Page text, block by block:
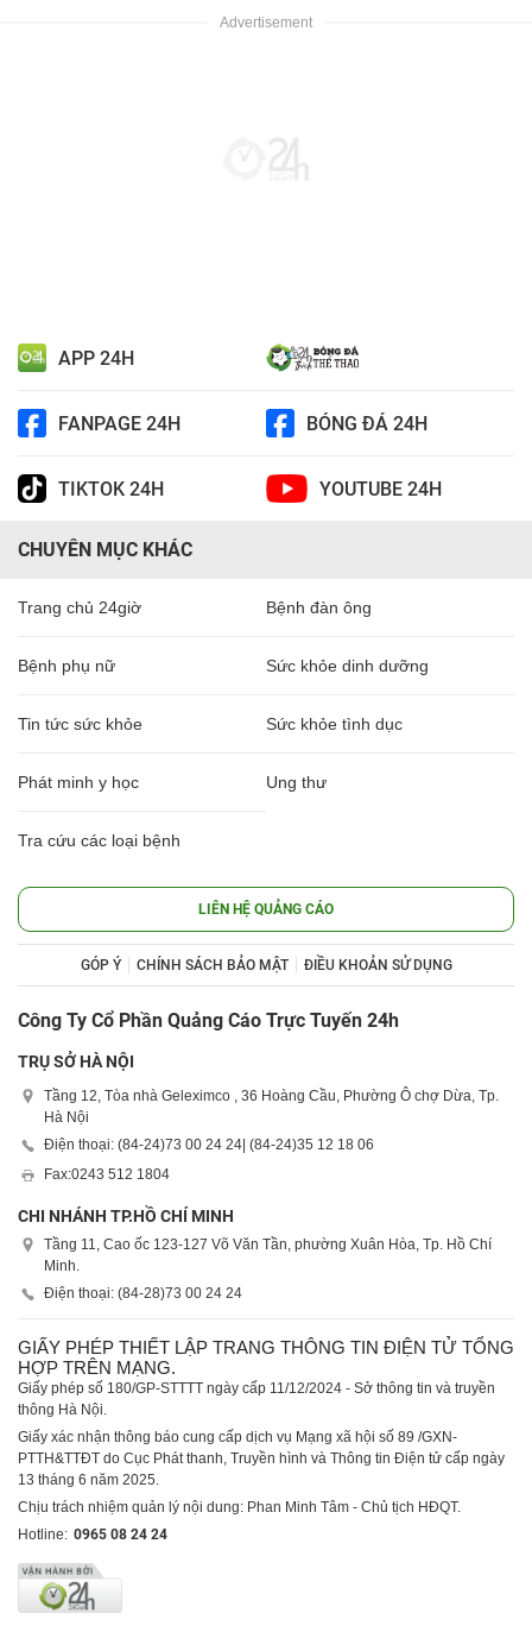
APP 24H
FANPAGE 24H BÓNG ĐÁ 24H
TIKTOK 24H YOUTUBE 24H
CHUYÊN MỤC KHÁC
Trang chủ 24giờ Bệnh đàn ông
Bệnh phụ nữ Sức khỏe dinh dưỡng
Tin tức sức khỏe Sức khỏe tình dục
Phát minh y học Ung thư
Tra cứu các loại bệnh
LIÊN HỆ QUẢNG CÁO
GÓP Ý CHÍNH SÁCH BẢO MẬT ĐIỀU KHOẢN SỬ DỤNG
Công Ty Cổ Phần Quảng Cáo Trực Tuyến 24h
TRỤ SỞ HÀ NỘI
Tầng 12, Tòa nhà Geleximco , 36 Hoàng Cầu, Phường Ô chợ Dừa, Tp.
Hà Nội
Điện thoại: (84-24)73 00 24 24 | (84-24)35 12 18 06
Fax:0243 512 1804
CHI NHÁNH TP.HỒ CHÍ MINH
Tầng 11, Cao ốc 123-127 Võ Văn Tần, phường Xuân Hòa, Tp. Hồ Chí
Minh.
Điện thoại: (84-28)73 00 24 24
GIẤY PHÉP THIẾT LẬP TRANG THÔNG TIN ĐIỆN TỬ TỔNG
HỢP TRÊN MẠNG.
Giấy phép số 180/GP-STTTT ngày cấp 11/12/2024 - Sở thông tin và truyền
thông Hà Nội.
Giấy xác nhận thông báo cung cấp dịch vụ Mạng xã hội số 89 /GXN-
PTTH&TTĐT do Cục Phát thanh, Truyền hình và Thông tin Điện tử cấp ngày
13 tháng 6 năm 2025.
Chịu trách nhiệm quản lý nội dung: Phan Minh Tâm - Chủ tịch HĐQT.
Hotline: 0965 08 24 24